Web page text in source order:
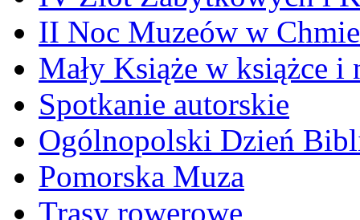
II Noc Muzeów w
Mały Książe w książce i
Spotkanie autorskie
Ogólnopolski Dzień
Pomorska Muza
Trasy rowerowe